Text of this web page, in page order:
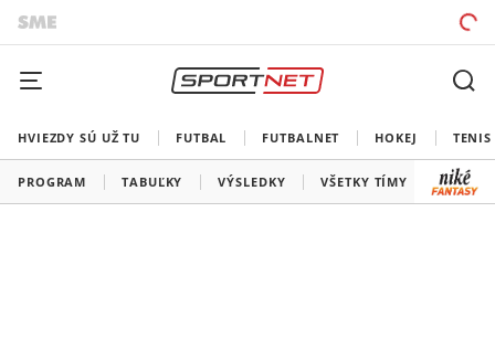
HVIEZDY SÚ UŽ TU FUTBAL FUTBALNET HOKEJ TENIS
PROGRAM TABUĽKY VÝSLEDKY VŠETKY TÍMY